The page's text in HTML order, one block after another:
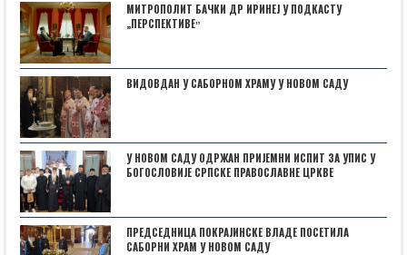
МИТРОПОЛИТ БАЧКИ ДР ИРИНЕЈ У ПОДКАСТУ
„ПЕРСПЕКТИВЕˮ
ВИДОВДАН У САБОРНОМ ХРАМУ У НОВОМ САДУ
У НОВОМ САДУ ОДРЖАН ПРИЈЕМНИ ИСПИТ ЗА УПИС У
БОГОСЛОВИЈЕ СРПСКЕ ПРАВОСЛАВНЕ ЦРКВЕ
ПРЕДСЕДНИЦА ПОКРАЈИНСКЕ ВЛАДЕ ПОСЕТИЛА
САБОРНИ ХРАМ У НОВОМ САДУ